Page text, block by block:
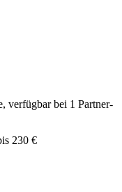
verfügbar bei 1 Partner-
230 €